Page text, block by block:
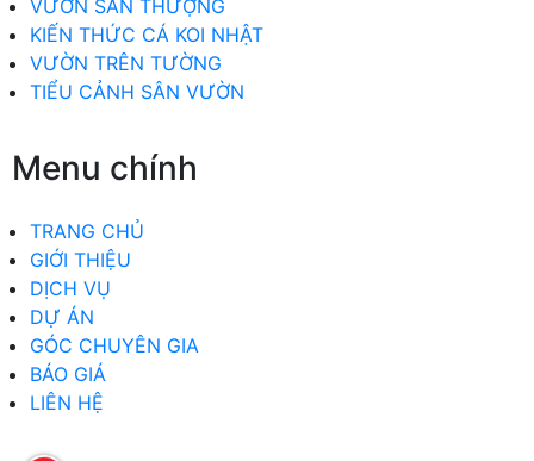
VƯỜN SÂN THƯỢNG
KIẾN THỨC CÁ KOI NHẬT
VƯỜN TRÊN TƯỜNG
TIỂU CẢNH SÂN VƯỜN
Menu chính
TRANG CHỦ
GIỚI THIỆU
DỊCH VỤ
DỰ ÁN
GÓC CHUYÊN GIA
BÁO GIÁ
LIÊN HỆ